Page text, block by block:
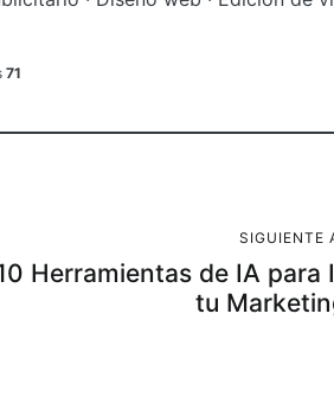
71
SIGUIENTE
Herramientas de IA para
tu